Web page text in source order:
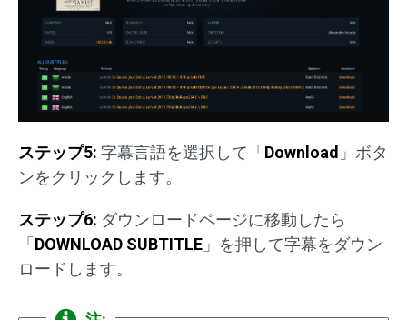
ステップ5: 字幕言語を選択して「 Download 」ボタ
ンをクリックします。
ステップ6: ダウンロードページに移動したら
「 DOWNLOAD SUBTITLE 」を押して字幕をダウン
ロードします。